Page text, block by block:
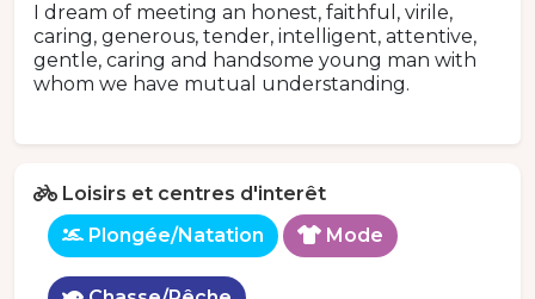
I dream of meeting an honest, faithful, virile,
caring, generous, tender, intelligent, attentive,
gentle, caring and handsome young man with
whom we have mutual understanding.
Loisirs et centres d'interêt
Plongée/Natation
Mode